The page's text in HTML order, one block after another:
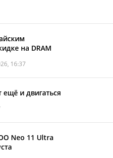
на DRAM
16:37
и двигаться
Neo 11 Ultra